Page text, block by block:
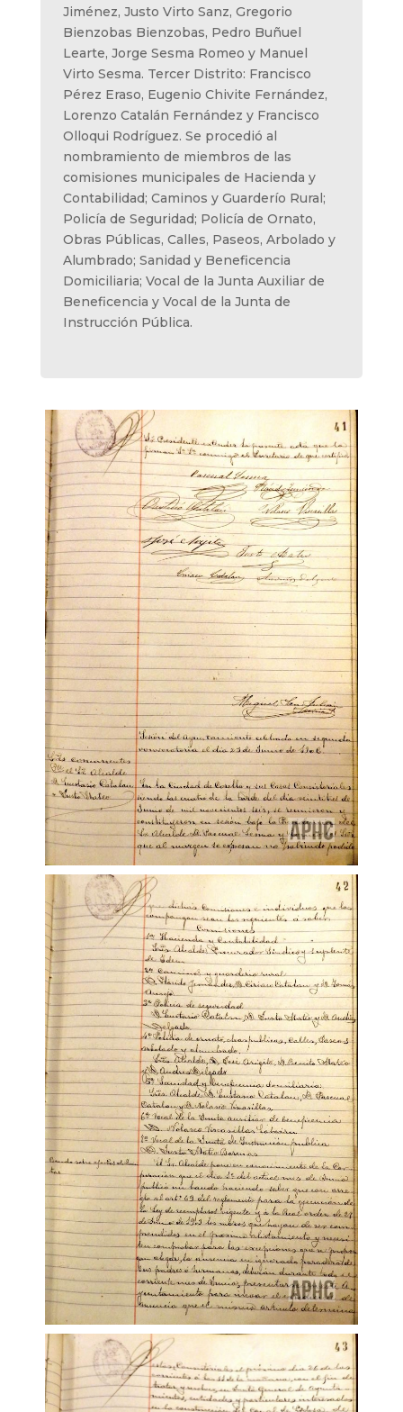
Jiménez, Justo Virto Sanz, Gregorio
Bienzobas Bienzobas, Pedro Buñuel
Learte, Jorge Sesma Romeo y Manuel
Virto Sesma. Tercer Distrito: Francisco
Pérez Eraso, Eugenio Chivite Fernández,
Lorenzo Catalán Fernández y Francisco
Olloqui Rodríguez. Se procedió al
nombramiento de miembros de las
comisiones municipales de Hacienda y
Contabilidad; Caminos y Guarderío Rural;
Policía de Seguridad; Policía de Ornato,
Obras Públicas, Calles, Paseos, Arbolado y
Alumbrado; Sanidad y Beneficencia
Domiciliaria; Vocal de la Junta Auxiliar de
Beneficencia y Vocal de la Junta de
Instrucción Pública.